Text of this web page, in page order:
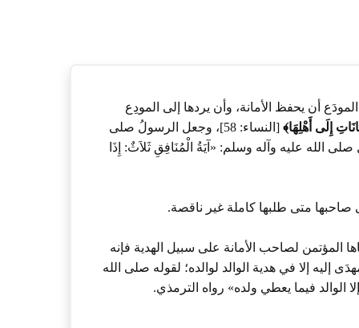
أن يحفظ الأمانة، وأن يردها إلى المودِع
إِلَى أَهْلِهَا﴾
[النساء: 58]، وجعل الرسولُ صلى
الله عليه وآله وسلم: «آيَةُ الْمُنَافِقِ ثَلاَثٌ: إِذَا
صاحبها متى طلبها كاملة غير ناقصة.
المؤتمن لصاحب الأمانة على سبيل الهدية فإنه
إليه إلا في هدية الوالد لوالده؛ لقوله صلى الله
الوالد فيما يعطي ولده» رواه الترمذي.